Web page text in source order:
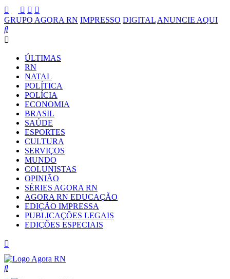
GRUPO AGORA RN IMPRESSO DIGITAL ANUNCIE AQUI
ÚLTIMAS
RN
NATAL
POLÍTICA
POLÍCIA
ECONOMIA
BRASIL
SAÚDE
ESPORTES
CULTURA
SERVIÇOS
MUNDO
COLUNISTAS
OPINIÃO
SÉRIES AGORA RN
AGORA RN EDUCAÇÃO
EDIÇÃO IMPRESSA
PUBLICAÇÕES LEGAIS
EDIÇÕES ESPECIAIS